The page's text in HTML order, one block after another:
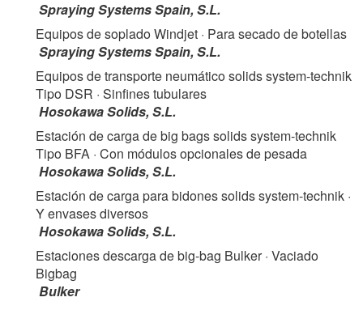
Spraying Systems Spain, S.L.
Equipos de soplado Windjet · Para secado de botellas
Spraying Systems Spain, S.L.
Equipos de transporte neumático solids system-technik
Tipo DSR · Sinfines tubulares
Hosokawa Solids, S.L.
Estación de carga de big bags solids system-technik
Tipo BFA · Con módulos opcionales de pesada
Hosokawa Solids, S.L.
Estación de carga para bidones solids system-technik ·
Y envases diversos
Hosokawa Solids, S.L.
Estaciones descarga de big-bag Bulker· Vaciado
Bigbag
Bulker